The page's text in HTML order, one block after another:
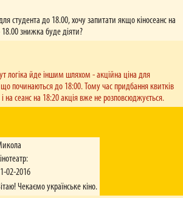
студента до 18.00, хочу запитати якщо кіносеанс на
знижка буде діяти?
логіка йде іншим шляхом - акційна ціна для
що починаються до 18:00. Тому час придбання квитків
на сеанс на 18:20 акція вже не розповсюджується.
02-2016
Чекаємо українське кіно.